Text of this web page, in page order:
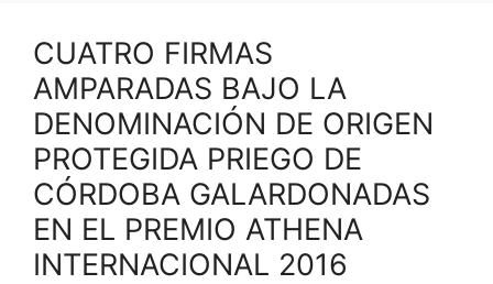
CUATRO FIRMAS
AMPARADAS BAJO LA
DENOMINACIÓN DE ORIGEN
PROTEGIDA PRIEGO DE
CÓRDOBA GALARDONADAS
EN EL PREMIO ATHENA
INTERNACIONAL 2016